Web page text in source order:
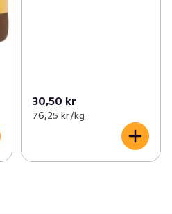
30,50 kr
76,25 kr /kg